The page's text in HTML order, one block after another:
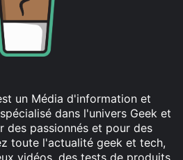
un Média d'information et
dans l'univers Geek et
des passionnés et pour des
toute l'actualité geek et tech,
vidéos, des tests de produits